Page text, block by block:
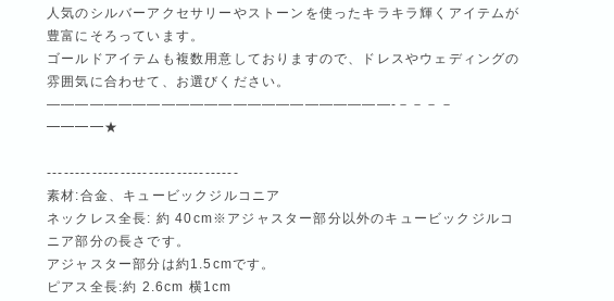
人気のシルバーアクセサリーやストーンを使ったキラキラ輝くアイテムが
豊富にそろっています。
ゴールドアイテムも複数用意しておりますので、ドレスやウェディングの
雰囲気に合わせて、お選びください。
————————————————————————-－－－－
━━━━★
----------------------------------
素材:合金、キュービックジルコニア
ネックレス全長: 約 40cm※アジャスター部分以外のキュービックジルコ
ニア部分の長さです。
アジャスター部分は約1.5cmです。
ピアス全長:約 2.6cm 横1cm